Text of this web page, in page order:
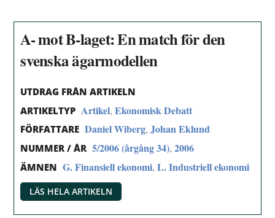
A- mot B-laget: En match för den
svenska ägarmodellen
UTDRAG FRÅN ARTIKELN
ARTIKELTYP Artikel,Ekonomisk Debatt
FÖRFATTARE Daniel Wiberg,Johan Eklund
NUMMER / ÅR 5/2006 (årgång 34),2006
ÄMNEN G. Finansiell ekonomi,L. Industriell ekonomi
LÄS HELA ARTIKELN